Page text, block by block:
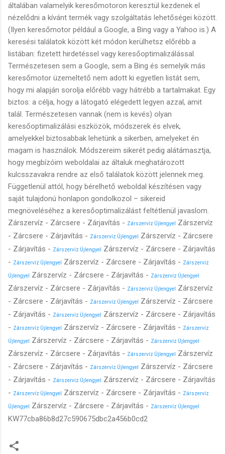
általában valamelyik keresőmotoron keresztül kezdenek el
nézelődni a kívánt termék vagy szolgáltatás lehetőségei között.
(Ilyen keresőmotor például a Google, a Bing vagy a Yahoo is.) A
keresési találatok között két módon kerülhetsz előrébb a
listában: fizetett hirdetéssel vagy keresőoptimalizálással.
Természetesen sem a Google, sem a Bing és semelyik más
keresőmotor üzemeltető nem adott ki egyetlen listát sem,
hogy mi alapján sorolja előrébb vagy hátrébb a tartalmakat. Egy
biztos: a célja, hogy a látogató elégedett legyen azzal, amit
talál. Természetesen vannak (nem is kevés) olyan
keresőoptimalizálási eszközök, módszerek és elvek,
amelyekkel biztosabbak lehetünk a sikerben, amelyeket én
magam is használok. Módszereim sikerét pedig alátámasztja,
hogy megbízóim weboldalai az általuk meghatározott
kulcsszavakra rendre az első találatok között jelennek meg.
Függetlenül attól, hogy bérelhető weboldal készítésen vagy
saját tulajdonú honlapon gondolkozol – sikereid
megnöveléséhez a keresőoptimalizálást feltétlenül javaslom.
Zárszervíz - Zárcsere - Zárjavítás - Zárszervíz Újlengyel
Zárszervíz
- Zárcsere - Zárjavítás - Zárszervíz Újlengyel
Zárszervíz - Zárcsere
- Zárjavítás - Zárszervíz Újlengyel
Zárszervíz - Zárcsere - Zárjavítás
- Zárszervíz Újlengyel Zárszervíz - Zárcsere - Zárjavítás - Zárszervíz
Újlengyel Zárszervíz - Zárcsere - Zárjavítás - Zárszervíz Újlengyel
Zárszervíz - Zárcsere - Zárjavítás - Zárszervíz Újlengyel
Zárszervíz
- Zárcsere - Zárjavítás - Zárszervíz Újlengyel
Zárszervíz - Zárcsere
- Zárjavítás - Zárszervíz Újlengyel
Zárszervíz - Zárcsere - Zárjavítás
- Zárszervíz Újlengyel Zárszervíz - Zárcsere - Zárjavítás - Zárszervíz
Újlengyel Zárszervíz - Zárcsere - Zárjavítás - Zárszervíz Újlengyel
Zárszervíz - Zárcsere - Zárjavítás - Zárszervíz Újlengyel
Zárszervíz
- Zárcsere - Zárjavítás - Zárszervíz Újlengyel
Zárszervíz - Zárcsere
- Zárjavítás - Zárszervíz Újlengyel
Zárszervíz - Zárcsere - Zárjavítás
- Zárszervíz Újlengyel Zárszervíz - Zárcsere - Zárjavítás - Zárszervíz
Újlengyel Zárszervíz - Zárcsere - Zárjavítás - Zárszervíz Újlengyel
KW77cba86b8d27c590675dbc2a456b0cd2